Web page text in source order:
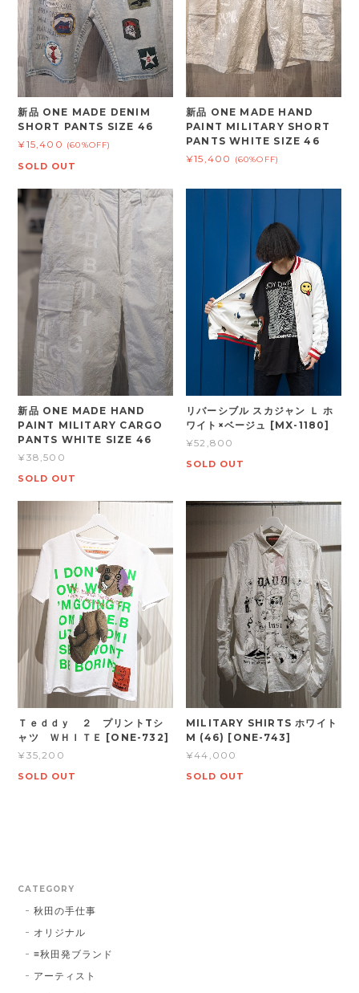
新品 ONE MADE DENIM
SHORT PANTS SIZE 46
¥15,400 (60%OFF)
SOLD OUT
新品 ONE MADE HAND
PAINT MILITARY SHORT
PANTS WHITE SIZE 46
¥15,400
(60%OFF)
新品 ONE MADE HAND
PAINT MILITARY CARGO
PANTS WHITE SIZE 46
¥38,500
SOLD OUT
リバーシブル スカジャン Ｌ ホ
ワイト×ベージュ [MX-1180]
¥52,800
SOLD OUT
Ｔｅｄｄｙ ２ プリントTシ
ャツ ＷＨＩＴＥ [ONE-732]
¥35,200
SOLD OUT
MILITARY SHIRTS ホワイト
M (46) [ONE-743]
¥44,000
SOLD OUT
CATEGORY
秋田の手仕事
オリジナル
≡秋田発ブランド
アーティスト